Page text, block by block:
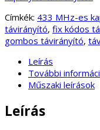
Címkék: 433 MHz-es
távirányító, fix kódos
gombos távirányító,
Leírás
További
Műszaki leírások
Leírás